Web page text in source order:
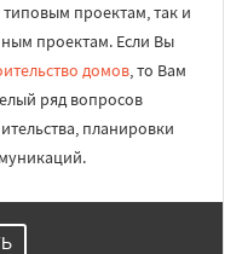
проектам, так и
проектам. Если Вы
домов, то Вам
ряд вопросов
планировки